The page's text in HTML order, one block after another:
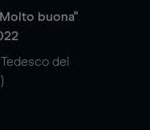
buona"
dei